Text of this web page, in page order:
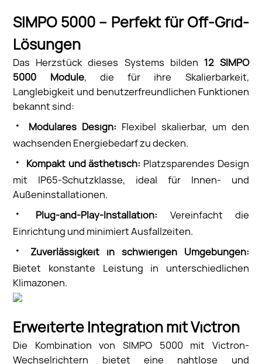
SIMPO 5000 – Perfekt für Off-Grid-
Lösungen
Das Herzstück dieses Systems bilden 12 SIMPO
5000 Module, die für ihre Skalierbarkeit,
Langlebigkeit und benutzerfreundlichen Funktionen
bekannt sind:
· Modulares Design: Flexibel skalierbar, um den
wachsenden Energiebedarf zu decken.
· Kompakt und ästhetisch: Platzsparendes Design
mit IP65-Schutzklasse, ideal für Innen- und
Außeninstallationen.
· Plug-and-Play-Installation: Vereinfacht die
Einrichtung und minimiert Ausfallzeiten.
·
Zuverlässigkeit in schwierigen Umgebungen:
Bietet konstante Leistung in unterschiedlichen
Klimazonen.
Erweiterte Integration mit Victron
Die Kombination von SIMPO 5000 mit Victron-
Wechselrichtern bietet eine nahtlose und